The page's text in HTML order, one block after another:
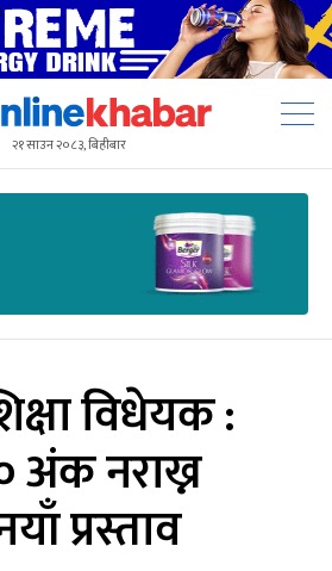
२१ साउन २०८३, बिहीबार
विधेयक :
अंक नराख्न
प्रस्ताव